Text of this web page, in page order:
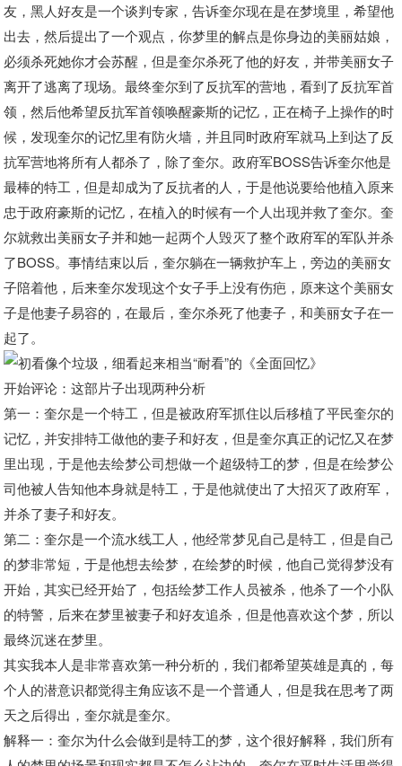
友，黑人好友是一个谈判专家，告诉奎尔现在是在梦境里，希望他
出去，然后提出了一个观点，你梦里的解点是你身边的美丽姑娘，
必须杀死她你才会苏醒，但是奎尔杀死了他的好友，并带美丽女子
离开了逃离了现场。最终奎尔到了反抗军的营地，看到了反抗军首
领，然后他希望反抗军首领唤醒豪斯的记忆，正在椅子上操作的时
候，发现奎尔的记忆里有防火墙，并且同时政府军就马上到达了反
抗军营地将所有人都杀了，除了奎尔。政府军BOSS告诉奎尔他是
最棒的特工，但是却成为了反抗者的人，于是他说要给他植入原来
忠于政府豪斯的记忆，在植入的时候有一个人出现并救了奎尔。奎
尔就救出美丽女子并和她一起两个人毁灭了整个政府军的军队并杀
了BOSS。事情结束以后，奎尔躺在一辆救护车上，旁边的美丽女
子陪着他，后来奎尔发现这个女子手上没有伤疤，原来这个美丽女
子是他妻子易容的，在最后，奎尔杀死了他妻子，和美丽女子在一
起了。
开始评论：这部片子出现两种分析
第一：奎尔是一个特工，但是被政府军抓住以后移植了平民奎尔的
记忆，并安排特工做他的妻子和好友，但是奎尔真正的记忆又在梦
里出现，于是他去绘梦公司想做一个超级特工的梦，但是在绘梦公
司他被人告知他本身就是特工，于是他就使出了大招灭了政府军，
并杀了妻子和好友。
第二：奎尔是一个流水线工人，他经常梦见自己是特工，但是自己
的梦非常短，于是他想去绘梦，在绘梦的时候，他自己觉得梦没有
开始，其实已经开始了，包括绘梦工作人员被杀，他杀了一个小队
的特警，后来在梦里被妻子和好友追杀，但是他喜欢这个梦，所以
最终沉迷在梦里。
其实我本人是非常喜欢第一种分析的，我们都希望英雄是真的，每
个人的潜意识都觉得主角应该不是一个普通人，但是我在思考了两
天之后得出，奎尔就是奎尔。
解释一：奎尔为什么会做到是特工的梦，这个很好解释，我们所有